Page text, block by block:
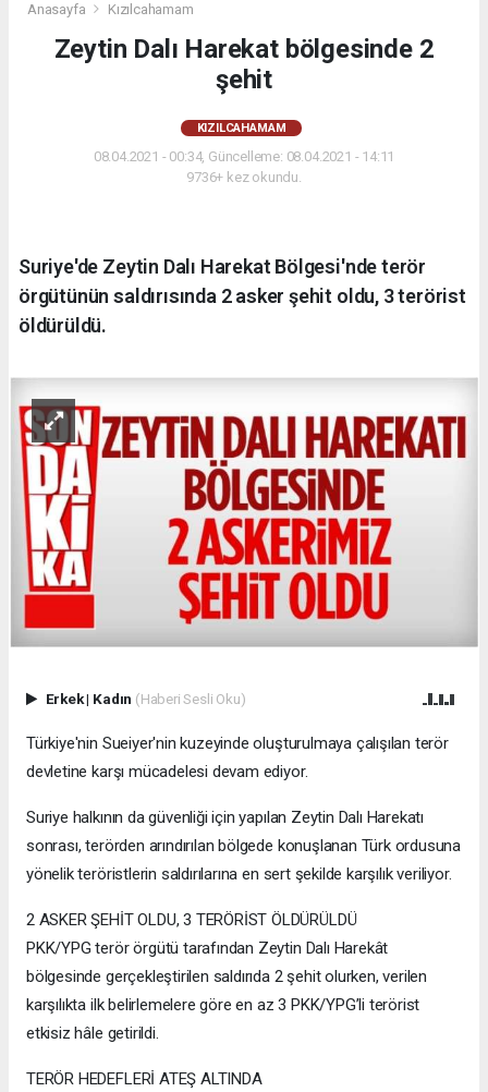
Anasayfa Kızılcahamam
Zeytin Dalı Harekat bölgesinde 2
şehit
KIZILCAHAMAM
08.04.2021 - 00:34, Güncelleme: 08.04.2021 - 14:11
9736+ kez okundu.
Suriye'de Zeytin Dalı Harekat Bölgesi'nde terör
örgütünün saldırısında 2 asker şehit oldu, 3 terörist
öldürüldü.
Erkek| Kadın (Haberi Sesli Oku)
Türkiye'nin Sueiyer'nin kuzeyinde oluşturulmaya çalışılan terör
devletine karşı mücadelesi devam ediyor.
Suriye halkının da güvenliği için yapılan Zeytin Dalı Harekatı
sonrası, terörden arındırılan bölgede konuşlanan Türk ordusuna
yönelik teröristlerin saldırılarına en sert şekilde karşılık veriliyor.
2 ASKER ŞEHİT OLDU, 3 TERÖRİST ÖLDÜRÜLDÜ
PKK/YPG terör örgütü tarafından Zeytin Dalı Harekât
bölgesinde gerçekleştirilen saldırıda 2 şehit olurken, verilen
karşılıkta ilk belirlemelere göre en az 3 PKK/YPG’li terörist
etkisiz hâle getirildi.
TERÖR HEDEFLERİ ATEŞ ALTINDA